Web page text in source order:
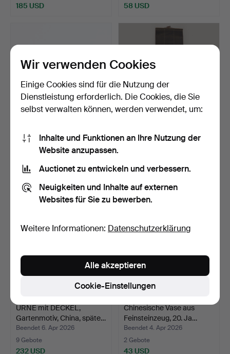
185 USD 58 USD
TASSE, Porzellan, Famille
rose. China. Qin…
Beendet 2. Mai 2026
44 Gebote
YUN SHOUPING, nach
dem Rollbild „Der Frühl…
16 Gebote
URNE mit DECKEL,
Gartenmotiv, China, späte…
Beendet 6. Apr 2026
9 Gebote
232 USD
Chinesische Vase aus
Feinsteinzeug, 20. Ja…
Beendet 4. Apr 2026
2 Gebote
43 USD
Wir verwenden Cookies
Einige Cookies sind für die Nutzung der
Dienstleistung erforderlich. Die Cookies, die Sie
selbst verwalten können, werden verwendet, um:
Inhalte und Funktionen an Ihre Nutzung der
Website anzupassen.
Auctionet zu entwickeln und verbessern.
Neuigkeiten und Inhalte auf externen
Websites für Sie zu bewerben.
Weitere Informationen: Datenschutzerklärung
Cookie-Einstellungen
Alle akzeptieren